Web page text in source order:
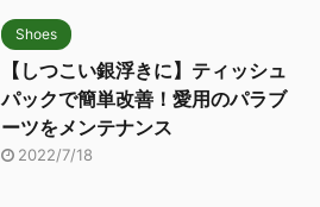
Shoes
【しつこい銀浮きに】ティッシュ
パックで簡単改善！愛用のパラブ
ーツをメンテナンス
2022/7/18